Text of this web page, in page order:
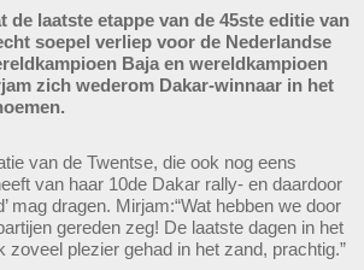
de laatste etappe van de 45ste editie van
soepel verliep voor de Nederlandse
Baja en wereldkampioen
zich wederom Dakar-winnaar in het
van de Twentse, die ook nog eens
van haar 10de Dakar rally- en daardoor
mag dragen. Mirjam:“Wat hebben we door
gereden zeg! De laatste dagen in het
zoveel plezier gehad in het zand, prachtig.”